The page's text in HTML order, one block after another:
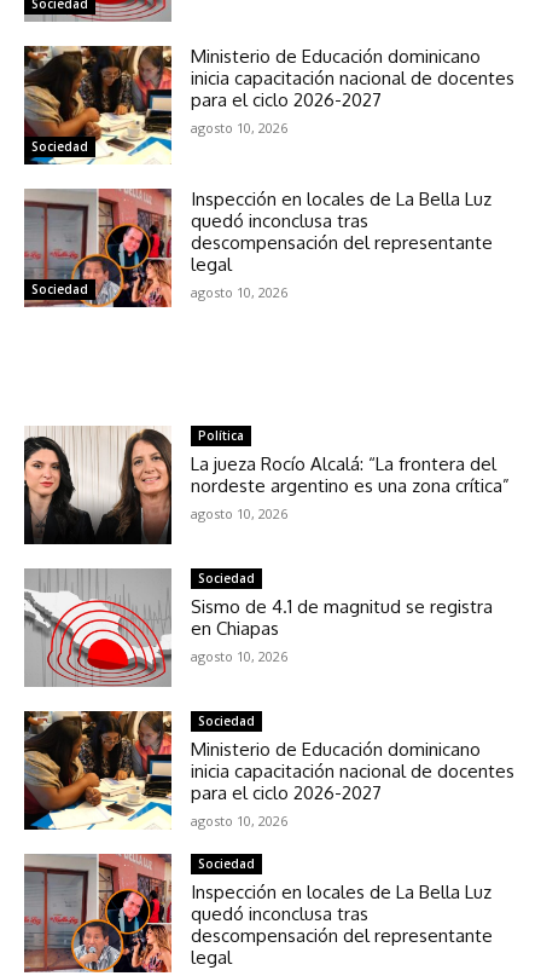
Sociedad
Sociedad
Ministerio de Educación dominicano
inicia capacitación nacional de docentes
para el ciclo 2026-2027
agosto 10, 2026
Sociedad
Inspección en locales de La Bella Luz
quedó inconclusa tras
descompensación del representante
legal
agosto 10, 2026
Política
La jueza Rocío Alcalá: “La frontera del
nordeste argentino es una zona crítica”
agosto 10, 2026
Sociedad
Sismo de 4.1 de magnitud se registra
en Chiapas
agosto 10, 2026
Sociedad
Ministerio de Educación dominicano
inicia capacitación nacional de docentes
para el ciclo 2026-2027
agosto 10, 2026
Sociedad
Inspección en locales de La Bella Luz
quedó inconclusa tras
descompensación del representante
legal